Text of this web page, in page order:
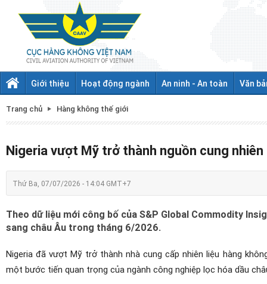
Giới thiệu Hoạt động ngành An ninh - An toàn Văn
Trang chủ Hàng không thế giới
Nigeria vượt Mỹ trở thành nguồn cung
Thứ Ba, 07/07/2026 - 14:04 GMT+7
Theo dữ liệu mới công bố của S&P Global Commodity
sang châu Âu trong tháng 6/2026.
Nigeria đã vượt Mỹ trở thành nhà cung cấp nhiên liệu hàng
một bước tiến quan trọng của ngành công nghiệp lọc hóa dầu